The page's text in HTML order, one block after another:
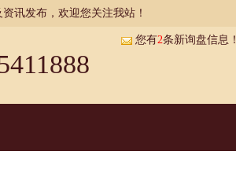
讯发布，欢迎您关注我站！
您有2条新询盘信息！